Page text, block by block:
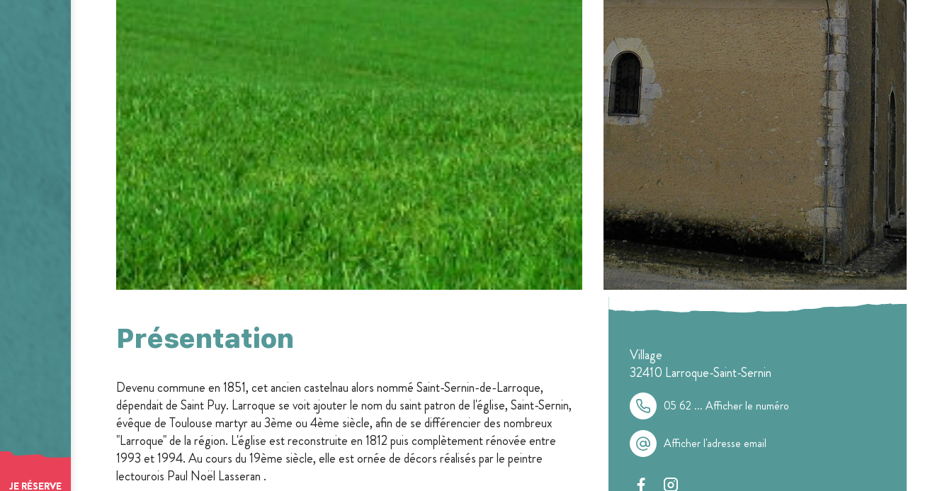
JE RÉSERVE
Présentation
Devenu commune en 1851, cet ancien castelnau alors nommé Saint-Sernin-de-Larroque,
dépendait de Saint Puy. Larroque se voit ajouter le nom du saint patron de l'église, Saint-Sernin,
évêque de Toulouse martyr au 3ème ou 4ème siècle, afin de se différencier des nombreux
"Larroque" de la région. L'église est reconstruite en 1812 puis complètement rénovée entre
1993 et 1994. Au cours du 19ème siècle, elle est ornée de décors réalisés par le peintre
lectourois Paul Noël Lasseran .
Village
32410 Larroque-Saint-Sernin
05 62 ...Afficher le numéro
Afficher l'adresse email